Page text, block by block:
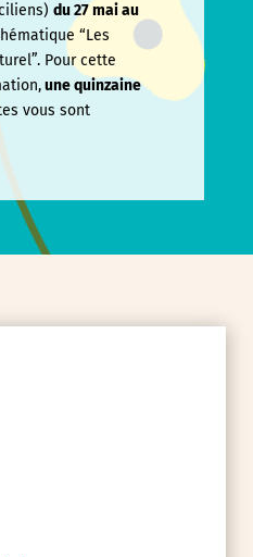
du 27 mai au
“Les
Pour cette
une quinzaine
vous sont